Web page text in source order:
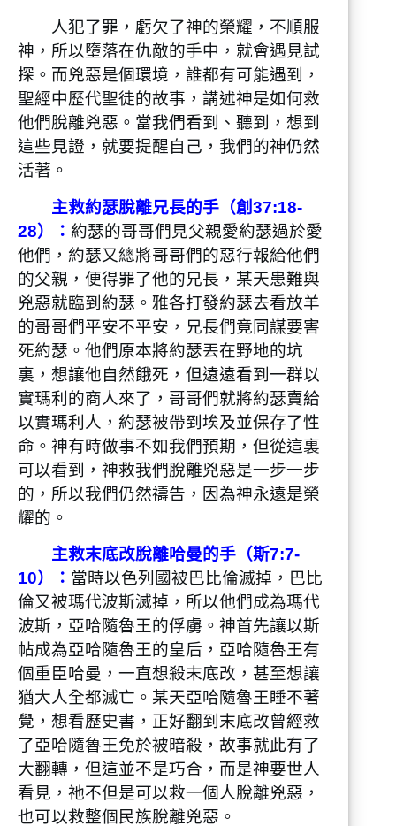
人犯了罪，虧欠了神的榮耀，不順服
神，所以墮落在仇敵的手中，就會遇見試
探。而兇惡是個環境，誰都有可能遇到，
聖經中歷代聖徒的故事，講述神是如何救
他們脫離兇惡。當我們看到、聽到，想到
這些見證，就要提醒自己，我們的神仍然
活著。
主救約瑟脫離兄長的手（創37:18-
28）： 約瑟的哥哥們見父親愛約瑟過於愛
他們，約瑟又總將哥哥們的惡行報給他們
的父親，便得罪了他的兄長，某天患難與
兇惡就臨到約瑟。雅各打發約瑟去看放羊
的哥哥們平安不平安，兄長們竟同謀要害
死約瑟。他們原本將約瑟丟在野地的坑
裏，想讓他自然餓死，但遠遠看到一群以
實瑪利的商人來了，哥哥們就將約瑟賣給
以實瑪利人，約瑟被帶到埃及並保存了性
命。神有時做事不如我們預期，但從這裏
可以看到，神救我們脫離兇惡是一步一步
的，所以我們仍然禱告，因為神永遠是榮
耀的。
主救末底改脫離哈曼的手（斯7:7-
10）： 當時以色列國被巴比倫滅掉，巴比
倫又被瑪代波斯滅掉，所以他們成為瑪代
波斯，亞哈隨魯王的俘虜。神首先讓以斯
帖成為亞哈隨魯王的皇后，亞哈隨魯王有
個重臣哈曼，一直想殺末底改，甚至想讓
猶大人全都滅亡。某天亞哈隨魯王睡不著
覺，想看歷史書，正好翻到末底改曾經救
了亞哈隨魯王免於被暗殺，故事就此有了
大翻轉，但這並不是巧合，而是神要世人
看見，祂不但是可以救一個人脫離兇惡，
也可以救整個民族脫離兇惡。